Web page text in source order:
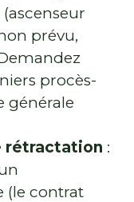
prévu,
procès-
générale
rétractation :
(le contrat